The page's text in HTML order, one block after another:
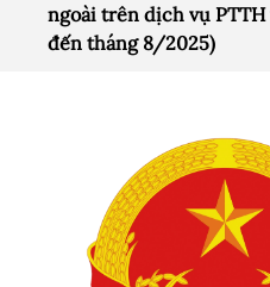
ngoài trên dịch vụ
đến tháng 8/2025)